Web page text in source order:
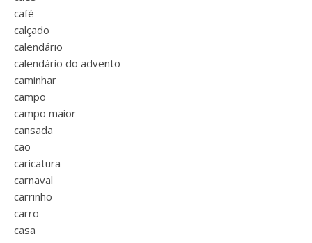
café
calçado
calendário
calendário do advento
caminhar
campo
campo maior
cansada
cão
caricatura
carnaval
carrinho
carro
casa